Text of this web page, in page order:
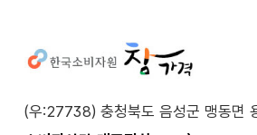
(우:27738) 충청북도 음성군 맹동면